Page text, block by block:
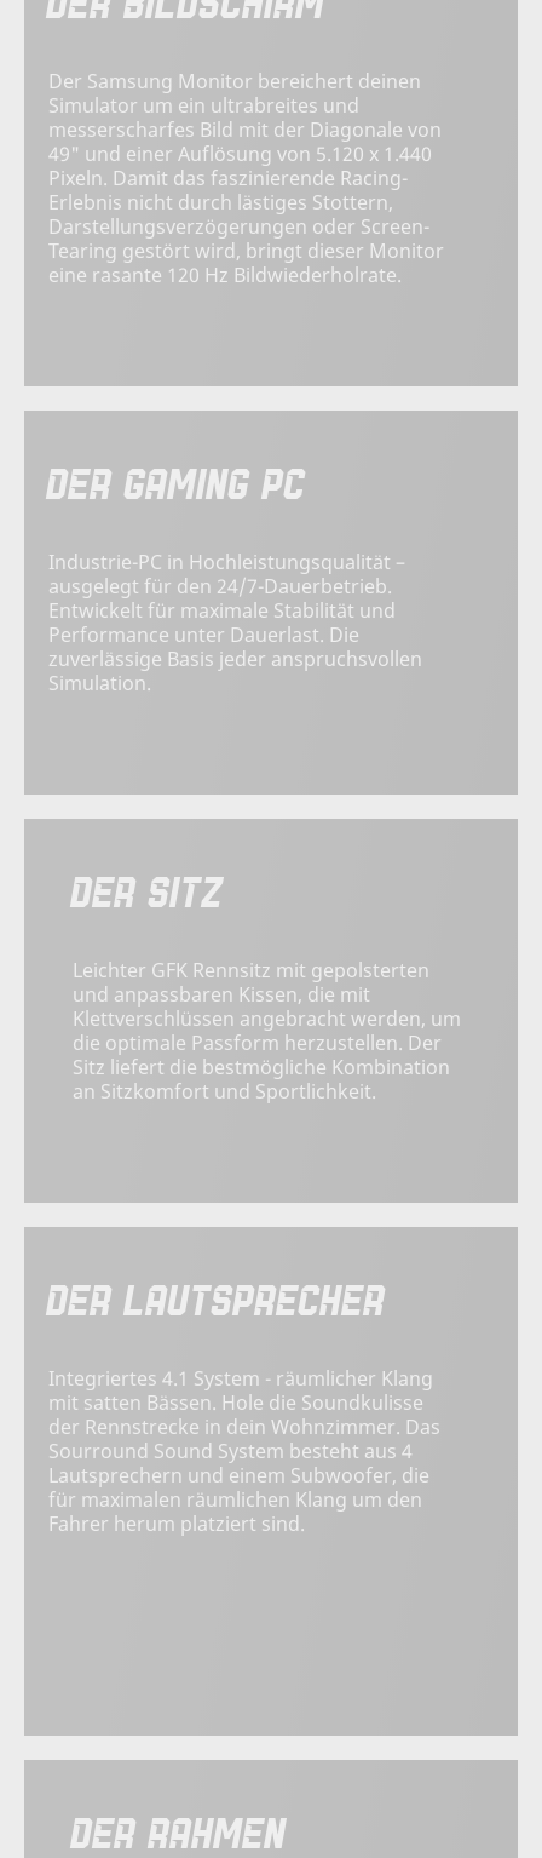
Der Samsung Monitor bereichert deinen
Simulator um ein ultrabreites und
messerscharfes Bild mit der Diagonale von
49" und einer Auflösung von 5.120 x 1.440
Pixeln. Damit das faszinierende Racing-
Erlebnis nicht durch lästiges Stottern,
Darstellungsverzögerungen oder Screen-
Tearing gestört wird, bringt dieser Monitor
eine rasante 120 Hz Bildwiederholrate.
DER GAMING PC
Industrie-PC in Hochleistungsqualität –
ausgelegt für den 24/7-Dauerbetrieb.
Entwickelt für maximale Stabilität und
Performance unter Dauerlast. Die
zuverlässige Basis jeder anspruchsvollen
Simulation.
DER SITZ
Leichter GFK Rennsitz mit gepolsterten
und anpassbaren Kissen, die mit
Klettverschlüssen angebracht werden, um
die optimale Passform herzustellen. Der
Sitz liefert die bestmögliche Kombination
an Sitzkomfort und Sportlichkeit.
DER LAUTSPRECHER
Integriertes 4.1 System - räumlicher Klang
mit satten Bässen. Hole die Soundkulisse
der Rennstrecke in dein Wohnzimmer. Das
Sourround Sound System besteht aus 4
Lautsprechern und einem Subwoofer, die
für maximalen räumlichen Klang um den
Fahrer herum platziert sind.
DER RAHMEN